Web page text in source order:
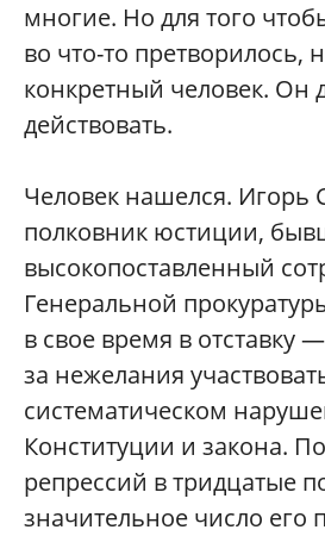
многие. Но для того
во что-то претворилось,
конкретный человек. Он
действовать.
Человек нашелся. Игорь
полковник юстиции,
высокопоставленный
Генеральной
в свое время в отставку
за нежелания
систематическом
Конституции и закона.
репрессий в тридцатые
значительное число его